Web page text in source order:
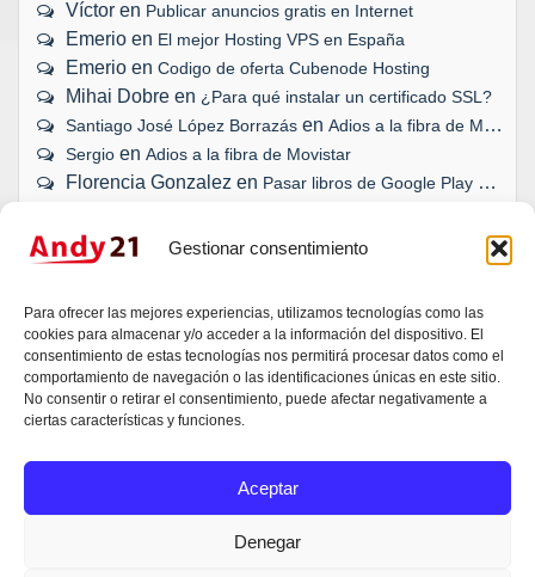
Gestionar consentimiento
Para ofrecer las mejores experiencias, utilizamos tecnologías como las
cookies para almacenar y/o acceder a la información del dispositivo. El
consentimiento de estas tecnologías nos permitirá procesar datos como el
comportamiento de navegación o las identificaciones únicas en este sitio.
No consentir o retirar el consentimiento, puede afectar negativamente a
ciertas características y funciones.
Aceptar
Denegar
Víctor en Publicar anuncios gratis en Internet
Emerio en El mejor Hosting VPS en España
Emerio en Codigo de oferta Cubenode Hosting
Mihai Dobre en ¿Para qué instalar un certificado SSL?
Santiago José López Borrazás en Adios a la fibra de Movistar
Sergio en Adios a la fibra de Movistar
Florencia Gonzalez en Pasar libros de Google Play a eBook
SE HAN QUEDADO ATRÁS?
Da igual si es una idea, una duda técnica o un
proyecto que necesita un empujón. Andy escucha,